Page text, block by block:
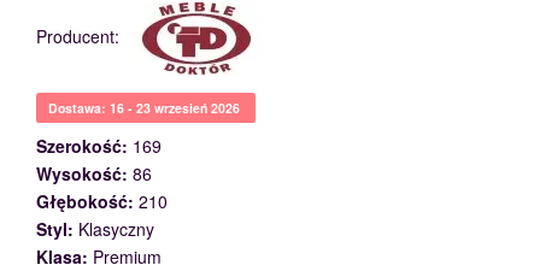
Producent:
Dostawa: 16 - 23 wrzesień 2026
Szerokość: 169
Wysokość: 86
Głębokość: 210
Styl: Klasyczny
Klasa: Premium